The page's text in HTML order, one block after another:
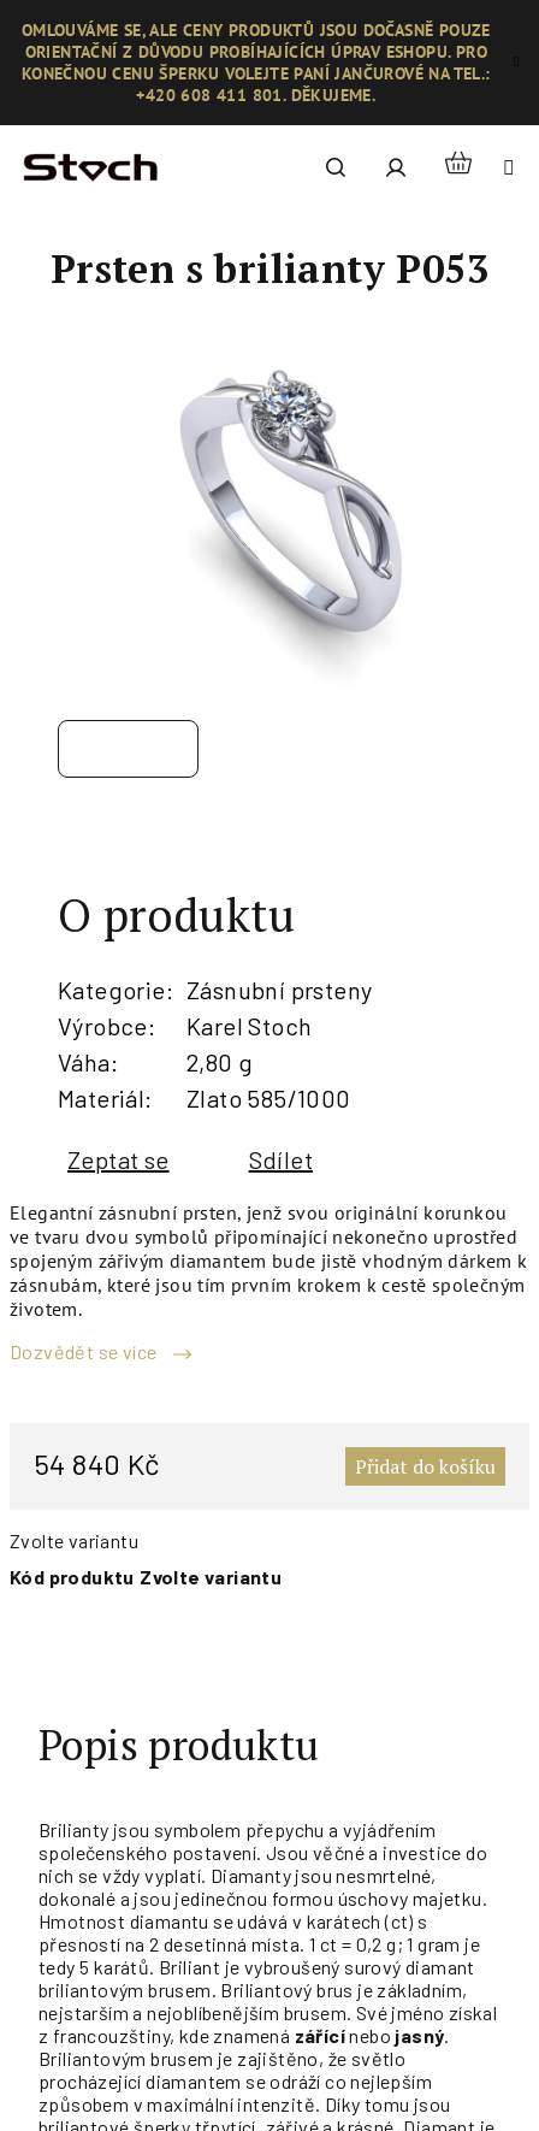
obsah
OMLOUVÁME SE, ALE CENY PRODUKTŮ JSOU DOČASNĚ POUZE
ORIENTAČNÍ Z DŮVODU PROBÍHAJÍCÍCH ÚPRAV ESHOPU. PRO
KONEČNOU CENU ŠPERKU VOLEJTE PANÍ JANČUROVÉ NA TEL.:
+420 608 411 801. DĚKUJEME.
Hledat PřihlášeníNákupní
Elegantní zásnubní prsten, jenž svou originální korunkou
ve tvaru dvou symbolů připomínající nekonečno uprostřed
spojeným zářivým diamantem bude jistě vhodným dárkem k
zásnubám, které jsou tím prvním krokem k cestě společným
životem.
Dozvědět se více
54 840 Kč Přidat do košíku
Zvolte variantu
Kód produktu Zvolte variantu
Prsten s brilianty P053
O produktu
Kategorie: Zásnubní prsteny
Výrobce:
Karel Stoch
Váha:
2,80 g
Materiál: Zlato 585/1000
Zeptat se Sdílet
Popis produktu
Brilianty jsou symbolem přepychu a vyjádřením
společenského postavení. Jsou věčné a investice do
nich se vždy vyplatí. Diamanty jsou nesmrtelné,
dokonalé a jsou jedinečnou formou úschovy majetku.
Hmotnost diamantu se udává v karátech (ct) s
přesností na 2 desetinná místa. 1 ct = 0,2 g; 1 gram je
tedy 5 karátů. Briliant je vybroušený surový diamant
briliantovým brusem. Briliantový brus je základním,
nejstarším a nejoblíbenějším brusem. Své jméno získal
z francouzštiny, kde znamená zářícínebo jasný.
Briliantovým brusem je zajištěno, že světlo
procházející diamantem se odráží co nejlepším
způsobem v maximální intenzitě. Díky tomu jsou